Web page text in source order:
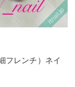
フレンチ）ネイ